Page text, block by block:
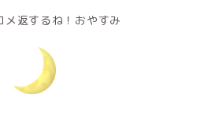
メ返するね！おやすみ